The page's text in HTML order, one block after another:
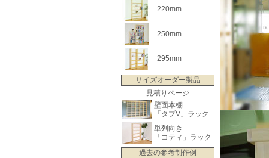
220mm
250mm
295mm
サイズオーダー製品
見積りページ
壁面本棚
「タブV」ラック
単列向き
「コティ」ラック
過去の参考制作例